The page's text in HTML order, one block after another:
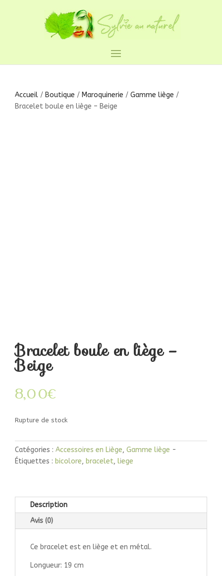
Accueil / Boutique / Maroquinerie / Gamme liège /
Bracelet boule en liège – Beige
Bracelet boule en liège –
Beige
8,00€
Rupture de stock
Catégories : Accessoires en Liège, Gamme liège
Étiquettes : bicolore, bracelet, liege
Description
Avis (0)
Ce bracelet est en liège et en métal.
Longueur: 19 cm